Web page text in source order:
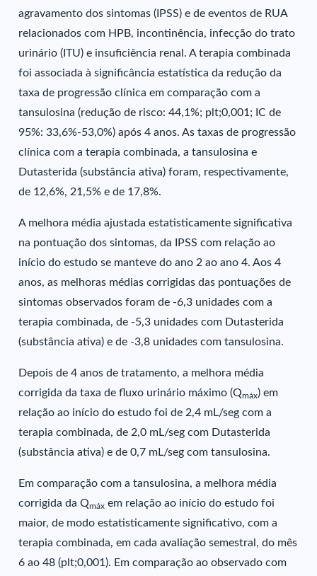
agravamento dos sintomas (IPSS) e de eventos de RUA
relacionados com HPB, incontinência, infecção do trato
urinário (ITU) e insuficiência renal. A terapia combinada
foi associada à significância estatística da redução da
taxa de progressão clínica em comparação com a
tansulosina (redução de risco: 44,1%; plt;0,001; IC de
95%: 33,6%-53,0%) após 4 anos. As taxas de progressão
clínica com a terapia combinada, a tansulosina e
Dutasterida (substância ativa) foram, respectivamente,
de 12,6%, 21,5% e de 17,8%.
A melhora média ajustada estatisticamente significativa
na pontuação dos sintomas, da IPSS com relação ao
início do estudo se manteve do ano 2 ao ano 4. Aos 4
anos, as melhoras médias corrigidas das pontuações de
sintomas observados foram de -6,3 unidades com a
terapia combinada, de -5,3 unidades com Dutasterida
(substância ativa) e de -3,8 unidades com tansulosina.
Depois de 4 anos de tratamento, a melhora média
corrigida da taxa de fluxo urinário máximo (Qmáx) em
relação ao início do estudo foi de 2,4 mL/seg com a
terapia combinada, de 2,0 mL/seg com Dutasterida
(substância ativa) e de 0,7 mL/seg com tansulosina.
Em comparação com a tansulosina, a melhora média
corrigida da Qmáx em relação ao início do estudo foi
maior, de modo estatisticamente significativo, com a
terapia combinada, em cada avaliação semestral, do mês
6 ao 48 (plt;0,001). Em comparação ao observado com